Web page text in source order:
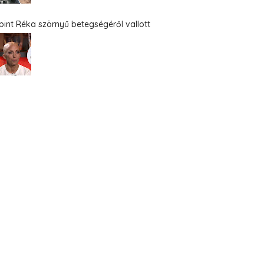
Réka szörnyű betegségéről vallott